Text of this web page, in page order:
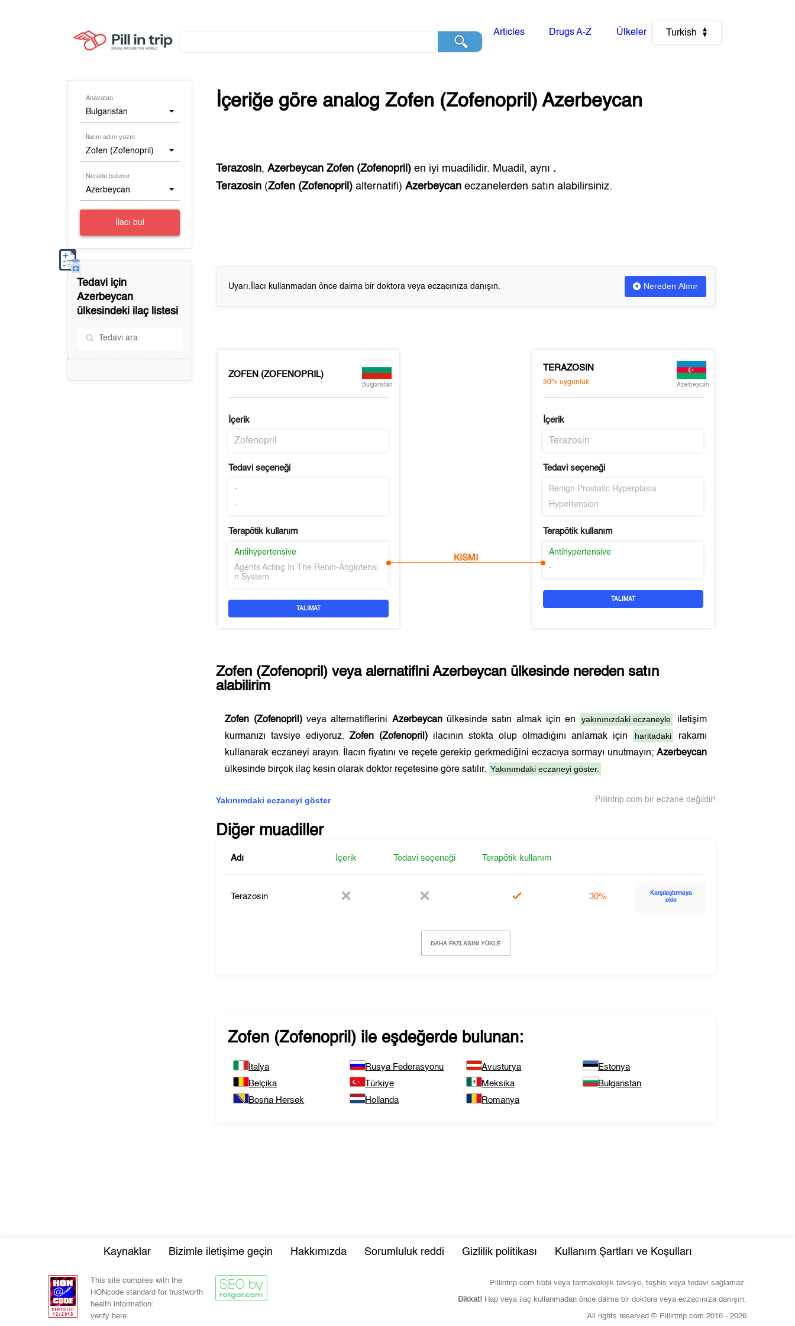
Articles Drugs A-Z Ülkeler Turkish
Anavatan
Bulgaristan
İlacın adını yazın
Zofen (Zofenopril)
Nerede bulunur
Azerbeycan
İlacı bul
Tedavi için
Azerbeycan
ülkesindeki ilaç listesi
İçeriğe göre analogZofen (Zofenopril) Azerbeycan
Terazosin,Azerbeycan Zofen (Zofenopril) en iyi muadilidir. Muadil, aynı .
Terazosin (Zofen (Zofenopril) alternatifi)Azerbeycan eczanelerden satın alabilirsiniz.
Uyarı.İlacı kullanmadan önce daima bir doktora veya eczacınıza danışın. Nereden Alınır
ZOFEN (ZOFENOPRIL)
Bulgaristan
İçerik
Zofenopril
Tedavi seçeneği
-
-
Terapötik kullanım
Antihypertensive
Agents Acting In The Renin-Angiotensi
n System
TALIMAT
KISMI
TERAZOSIN
30% uygunluk Azerbeycan
İçerik
Terazosin
Tedavi seçeneği
Benign Prostatic Hyperplasia
Hypertension
Terapötik kullanım
Antihypertensive
-
TALIMAT
Zofen (Zofenopril) veya alernatifiniAzerbeycan ülkesinde nereden satın
alabilirim
Zofen (Zofenopril)veya alternatiflerini Azerbeycanülkesinde satın almak için en yakınınızdaki eczaneyle
iletişim
kurmanızı tavsiye ediyoruz.Zofen (Zofenopril) ilacının stokta olup olmadığını anlamak için haritadaki
rakamı
kullanarak eczaneyi arayın. İlacın fiyatını ve reçete gerekip gerkmediğini eczacıya sormayı unutmayın; Azerbeycan
ülkesinde birçok ilaç kesin olarak doktor reçetesine göre satılır. Yakınımdaki eczaneyi göster.
Yakınımdaki eczaneyi göster Pillintrip.com bir eczane değildir!
Diğer muadiller
Adı İçerik Tedavi seçeneği Terapötik kullanım
Terazosin 30%
Karşılaştırmaya
ekle
DAHA FAZLASINI YÜKLE
Zofen (Zofenopril) ile eşdeğerde bulunan:
İtalya Rusya Federasyonu Avusturya
Estonya
Belçika
Türkiye Meksika
Bulgaristan
Bosna Hersek
Hollanda Romanya
Kaynaklar Bizimle iletişime geçin Hakkımızda Sorumluluk reddi Gizlilik politikası Kullanım Şartları ve Koşulları
This site complies with the
HONcode standard for trustworth
health information:
verify here.
Pillintrip.com tıbbi veya farmakolojik tavsiye, teşhis veya tedavi sağlamaz.
Dikkat! Hap veya ilaç kullanmadan önce daima bir doktora veya eczacınıza danışın.
All rights reserved © Pillintrip.com 2016 - 2026